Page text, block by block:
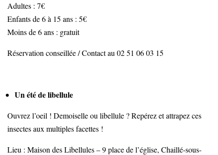
Adultes : 7€
Enfants de 6 à 15 ans : 5€
Moins de 6 ans : gratuit
Réservation conseillée / Contact au 02 51 06 03 15
Un été de libellule
Ouvrez l’oeil ! Demoiselle ou libellule ? Repérez et attrapez ces
insectes aux multiples facettes !
Lieu : Maison des Libellules – 9 place de l’église, Chaillé-sous-